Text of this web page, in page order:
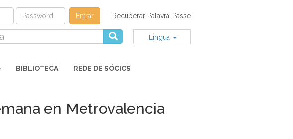
Entrar Recuperar Palavra-Passe
Lingua
BIBLIOTECA REDE DE SÓCIOS
en Metrovalencia